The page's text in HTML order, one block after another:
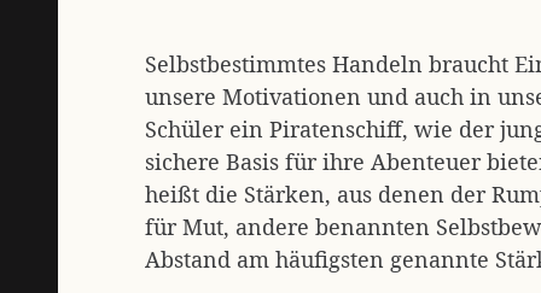
Selbstbestimmtes Handeln braucht
unsere Motivationen und auch in
Schüler ein Piratenschiff, wie der
sichere Basis für ihre Abenteuer
heißt die Stärken, aus denen der
für Mut, andere benannten
Abstand am häufigsten genannte